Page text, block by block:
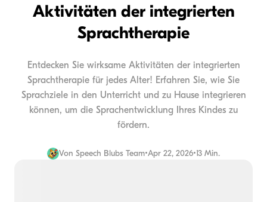
Aktivitäten der integrierten
Sprachtherapie
Entdecken Sie wirksame Aktivitäten der integrierten
Sprachtherapie für jedes Alter! Erfahren Sie, wie Sie
Sprachziele in den Unterricht und zu Hause integrieren
können, um die Sprachentwicklung Ihres Kindes zu
fördern.
Von Speech Blubs Team•Apr 22, 2026•13 Min.